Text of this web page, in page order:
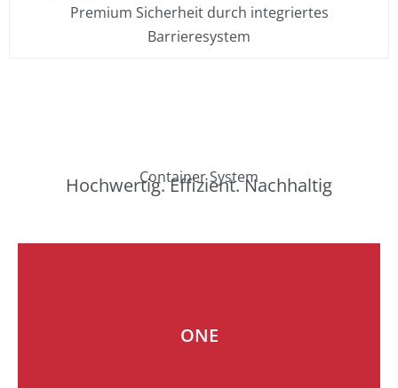
Premium Sicherheit durch integriertes
Barrieresystem
Container System
Hochwertig. Effizient. Nachhaltig
ONE